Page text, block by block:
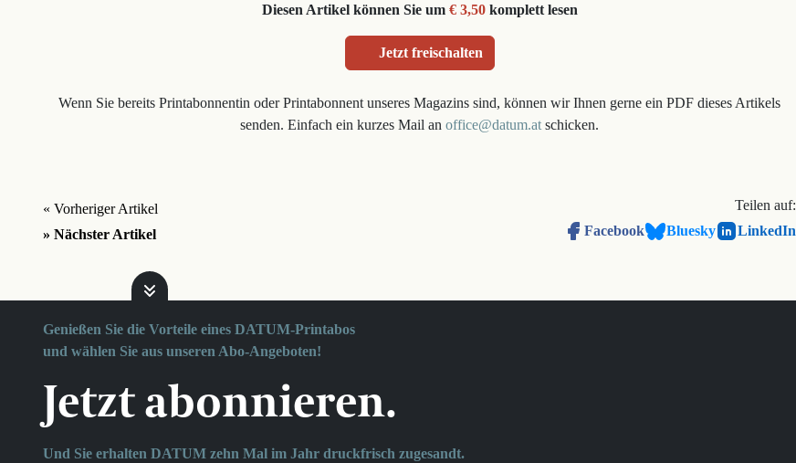
Diesen Artikel können Sie um € 3,50komplett lesen
Jetzt freischalten
Wenn Sie bereits Printabonnentin oder Printabonnent unseres Magazins sind, können wir Ihnen gerne ein PDF dieses Artikels
senden. Einfach ein kurzes Mail anoffice@datum.at schicken.
« Vorheriger Artikel
» Nächster Artikel
Teilen auf:
Facebook
Bluesky LinkedIn
Genießen Sie die Vorteile eines DATUM-Printabos
und wählen Sie aus unseren Abo-Angeboten!
Jetzt abonnieren.
Und Sie erhalten DATUM zehn Mal im Jahr druckfrisch zugesandt.